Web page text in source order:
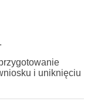
i uniknięciu